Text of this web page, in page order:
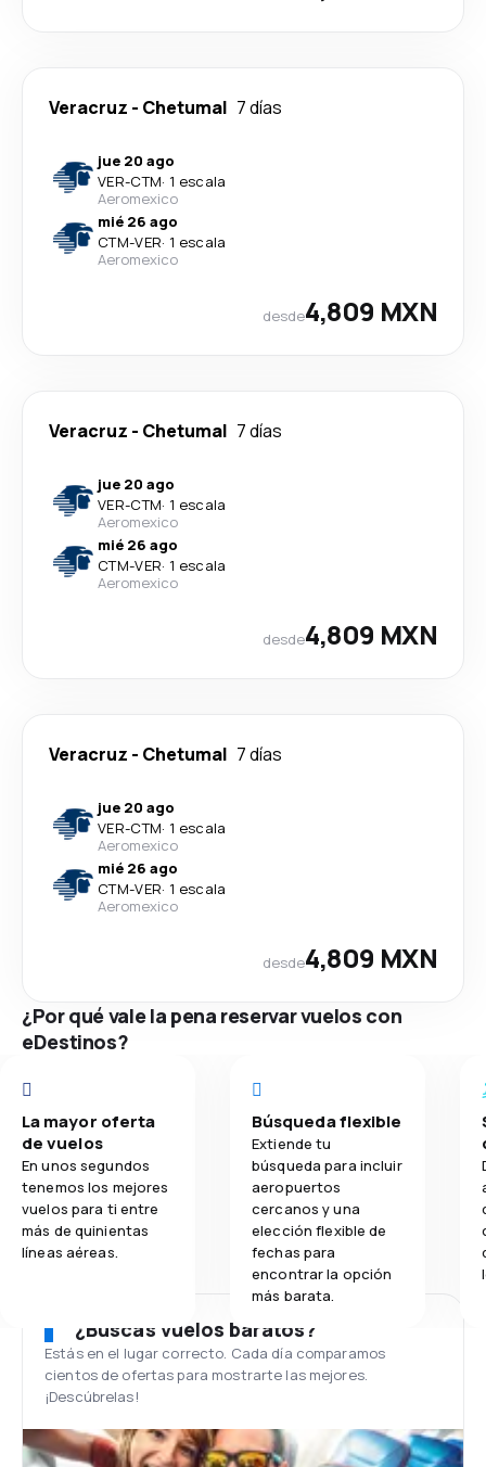
Veracruz - Chetumal 7 días
jue 20 ago
VER-CTM· 1 escala
Aeromexico
mié 26 ago
CTM-VER· 1 escala
Aeromexico
desde4,809 MXN
Veracruz - Chetumal 7 días
jue 20 ago
VER-CTM· 1 escala
Aeromexico
mié 26 ago
CTM-VER· 1 escala
Aeromexico
desde4,809 MXN
Veracruz - Chetumal 7 días
jue 20 ago
VER-CTM· 1 escala
Aeromexico
mié 26 ago
CTM-VER· 1 escala
Aeromexico
desde4,809 MXN
¿Por qué vale la pena reservar vuelos con
eDestinos?
La mayor oferta
de vuelos
En unos segundos
tenemos los mejores
vuelos para ti entre
más de quinientas
líneas aéreas.
Búsqueda flexible
Extiende tu
búsqueda para incluir
aeropuertos
cercanos y una
elección flexible de
fechas para
encontrar la opción
más barata.
¿Buscas vuelos baratos?
Estás en el lugar correcto. Cada día comparamos
cientos de ofertas para mostrarte las mejores.
¡Descúbrelas!